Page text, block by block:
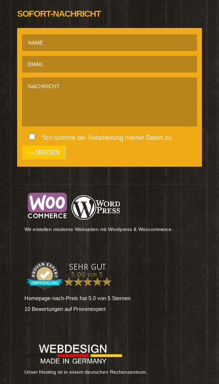
SOFORT-NACHRICHT
*Ich stimme der Verarbeitung meiner Daten zu.
Wir erstellen moderne Webseiten mit Wordpress & Woocommerce.
Homepage-nach-Preis hat 5.0 von 5 Sternen
10 Bewertungen auf Provenexpert
Unser Hosting ist in einem deutschen Rechenzentrum.